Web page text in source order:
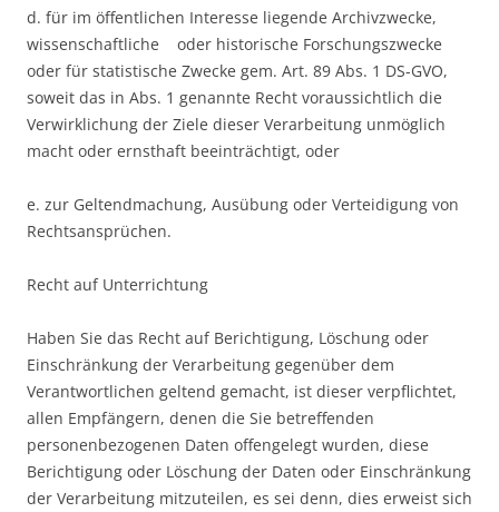
d. für im öffentlichen Interesse liegende Archivzwecke,
wissenschaftliche oder historische Forschungszwecke
oder für statistische Zwecke gem. Art. 89 Abs. 1 DS-GVO,
soweit das in Abs. 1 genannte Recht voraussichtlich die
Verwirklichung der Ziele dieser Verarbeitung unmöglich
macht oder ernsthaft beeinträchtigt, oder
e. zur Geltendmachung, Ausübung oder Verteidigung von
Rechtsansprüchen.
Recht auf Unterrichtung
Haben Sie das Recht auf Berichtigung, Löschung oder
Einschränkung der Verarbeitung gegenüber dem
Verantwortlichen geltend gemacht, ist dieser verpflichtet,
allen Empfängern, denen die Sie betreffenden
personenbezogenen Daten offengelegt wurden, diese
Berichtigung oder Löschung der Daten oder Einschränkung
der Verarbeitung mitzuteilen, es sei denn, dies erweist sich